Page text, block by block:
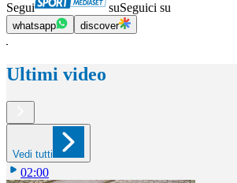
Segui suSeguici su
whatsapp discover
Ultimi video
Vedi tutti
02:00